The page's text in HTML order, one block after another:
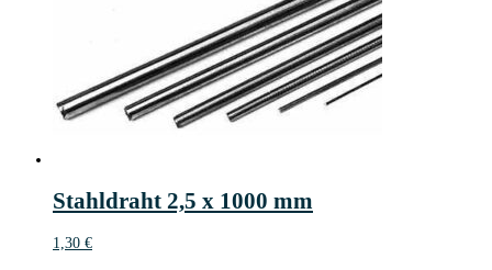
Stahldraht 2,5 x 1000 mm
1,30 €